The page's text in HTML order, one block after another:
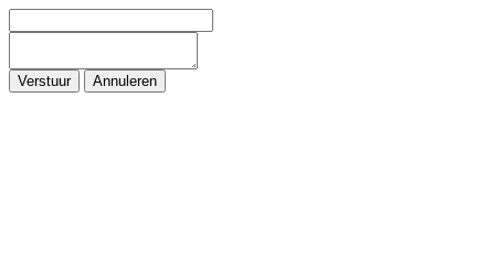
Verstuur Annuleren